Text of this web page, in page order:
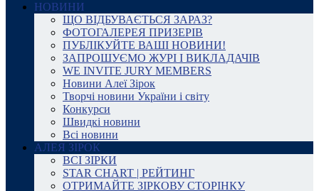
НОВИНИ
ЩО ВІДБУВАЄТЬСЯ ЗАРАЗ?
ФОТОГАЛЕРЕЯ ПРИЗЕРІВ
ПУБЛІКУЙТЕ ВАШІ НОВИНИ!
ЗАПРОШУЄМО ЖУРІ І ВИКЛАДАЧІВ
WE INVITE JURY MEMBERS
Новини Алеї Зірок
Творчі новини України і світу
Конкурси
Швидкі новини
Всі новини
АЛЕЯ ЗІРОК
ВСІ ЗІРКИ
STAR CHART | РЕЙТИНГ
ОТРИМАЙТЕ ЗІРКОВУ СТОРІНКУ